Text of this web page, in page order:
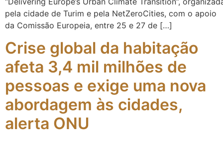
pela cidade de Turim e pela NetZeroCities, com o apoio
da Comissão Europeia, entre 25 e 27 de […]
Crise global da habitação
afeta 3,4 mil milhões de
pessoas e exige uma nova
abordagem às cidades,
alerta ONU